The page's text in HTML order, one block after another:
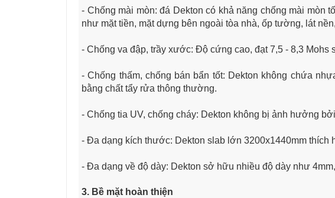
- Chống mài mòn: đá Dekton có khả năng chống mài
như mặt tiền, mặt dựng bên ngoài tòa nhà, ốp tường, lát
- Chống va đập, trầy xước: Độ cứng cao, đạt7,5 - 8,3 Mohs
- Chống thấm, chống bán bẩn tốt: Dekton không chứa
bằng chất tẩy rửa thông thường.
- Chống tia UV, chống cháy: Dekton không bị ảnh hưởng
- Đa dạng kích thước: Dekton slab lớn 3200x1440mm
- Đa dạng về độ dày: Dekton sở hữu nhiều độ dày như
3. Bề mặt hoàn thiện